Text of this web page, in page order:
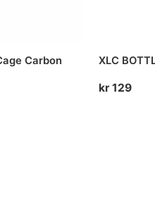
Carbon XLC
kr129